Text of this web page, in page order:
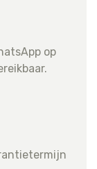
op